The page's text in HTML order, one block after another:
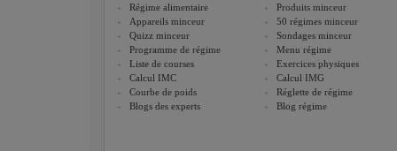
Régime alimentaire
Produits minceur
Appareils minceur
50 régimes minceur
Quizz minceur
Sondages minceur
Programme de régime
Menu régime
Liste de courses
Exercices physiques
Calcul IMC
Calcul IMG
Courbe de poids
Réglette de régime
Blogs des experts
Blog régime